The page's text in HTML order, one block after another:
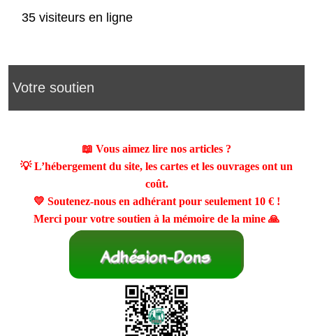
35 visiteurs en ligne
Votre soutien
📖 Vous aimez lire nos articles ?
💡 L’hébergement du site, les cartes et les ouvrages ont un
coût.
💛 Soutenez-nous en adhérant pour seulement 10 €!
Merci pour votre soutien à la mémoire de la mine 🙏